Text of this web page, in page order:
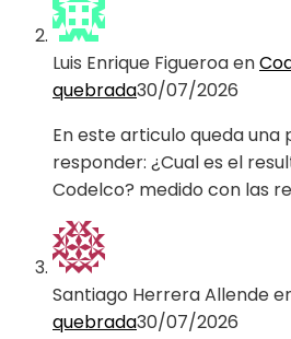
Luis Enrique Figueroaen
quebrada30/07/2026
En este articulo queda una
responder: ¿Cual es el
Codelco? medido con las
Santiago Herrera Allende
quebrada30/07/2026